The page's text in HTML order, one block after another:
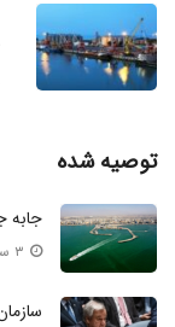
توصیه شده
جابه جایی بیش